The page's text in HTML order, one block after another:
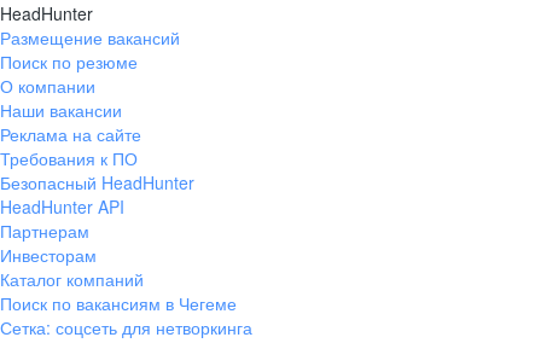
HeadHunter
Размещение вакансий
Поиск по резюме
О компании
Наши вакансии
Реклама на сайте
Требования к ПО
Безопасный HeadHunter
HeadHunter API
Партнерам
Инвесторам
Каталог компаний
Поиск по вакансиям в Чегеме
Сетка: соцсеть для нетворкинга